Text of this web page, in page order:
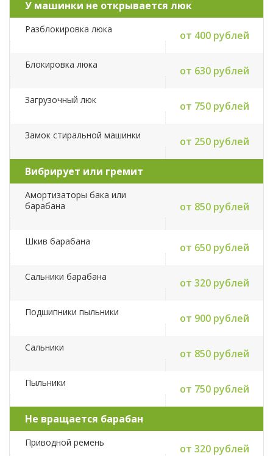
У машинки не открывается люк
Разблокировка люка от 400 рублей
Блокировка люка от 630 рублей
Загрузочный люк от 750 рублей
Замок стиральной машинки от 250 рублей
Вибрирует или гремит
Амортизаторы бака или
барабана
от 850 рублей
Шкив барабана от 650 рублей
Сальники барабана от 320 рублей
Подшипники пыльники от 900 рублей
Сальники от 850 рублей
Пыльники от 750 рублей
Не вращается барабан
Приводной ремень от 320 рублей